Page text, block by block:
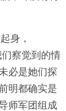
身，
察觉到的情
必是她们探
明都确实是
师军团组成